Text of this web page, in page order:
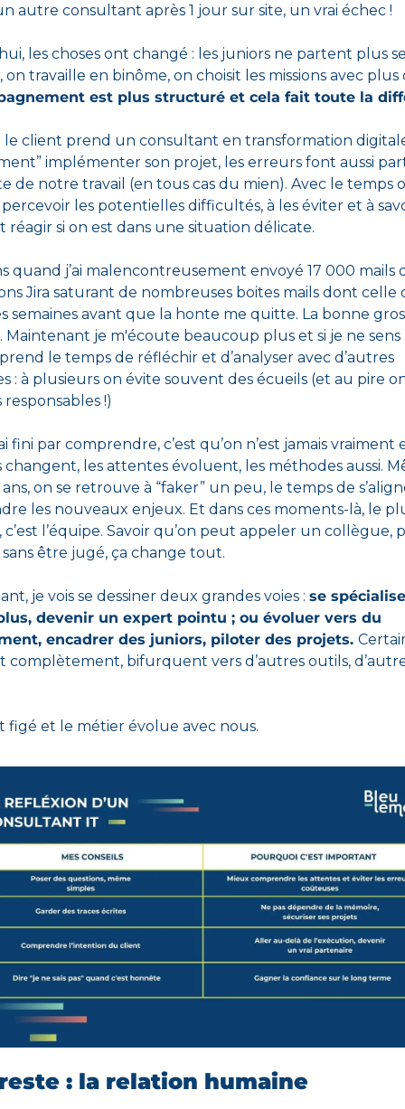
autre consultant après 1 jour sur site, un vrai échec !
les choses ont changé : les juniors ne partent plus
est plus structuré et cela fait toute la
le client prend un consultant en transformation
implémenter son projet, les erreurs font aussi
de notre travail (en tous cas du mien). Avec le temps
les potentielles difficultés, à les éviter et à
réagir si on est dans une situation délicate.
quand j’ai malencontreusement envoyé 17 000 mails
Jira saturant de nombreuses boites mails dont celle
semaines avant que la honte me quitte. La bonne
je m'écoute beaucoup plus et si je ne sens
le temps de réfléchir et d’analyser avec d’autres
: à plusieurs on évite souvent des écueils (et au pire
responsables !)
fini par comprendre, c’est qu’on n’est jamais
changent, les attentes évoluent, les méthodes aussi.
on se retrouve à “faker” un peu, le temps de
les nouveaux enjeux. Et dans ces moments-là, le
l’équipe. Savoir qu’on peut appeler un collègue,
être jugé, ça change tout.
je vois se dessiner deux grandes voies : se
devenir un expert pointu ; ou évoluer vers du
encadrer des juniors, piloter des projets.
complètement, bifurquent vers d’autres outils,
figé et le métier évolue avec nous.
: la relation humaine